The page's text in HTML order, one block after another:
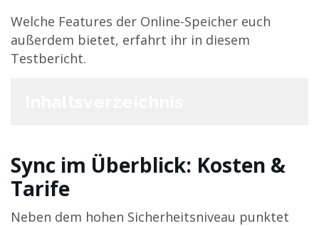
Welche Features der Online-Speicher euch
außerdem bietet, erfahrt ihr in diesem
Testbericht.
Sync im Überblick: Kosten &
Tarife
Neben dem hohen Sicherheitsniveau punktet